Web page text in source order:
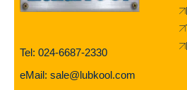
Tel: 024-6687-2330
eMail: sale@lubkool.com